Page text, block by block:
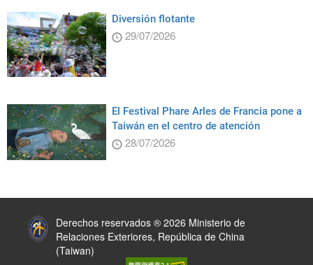
Diversión flotante
29/07/2026
El Festival Phare Arles de Francia pone a
Taiwán en el centro de atención
28/07/2026
Derechos reservados ® 2026 Ministerio de
Relaciones Exteriores, República de China
(Taiwan)